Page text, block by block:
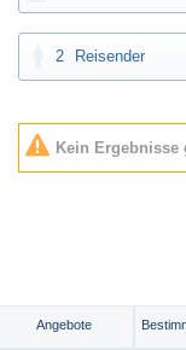
2 Reisender
Kein Ergebnisse
Angebote